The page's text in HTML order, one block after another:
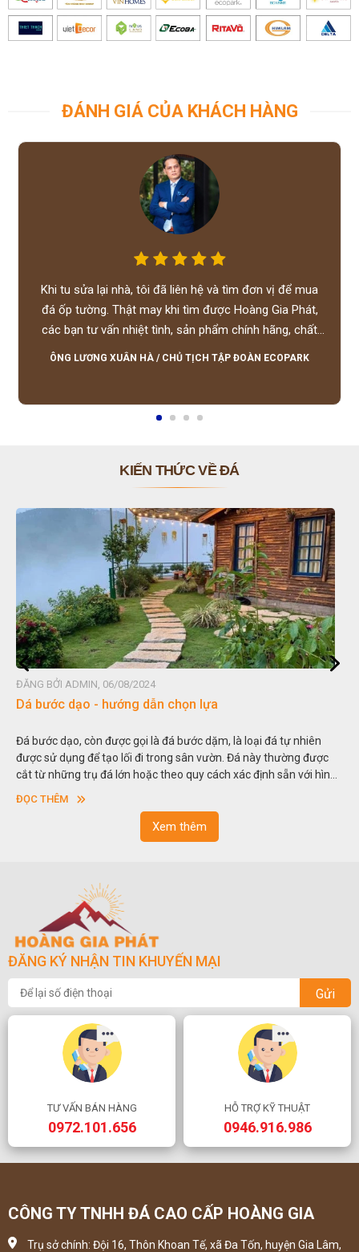
ĐÁNH GIÁ CỦA KHÁCH HÀNG
Khi tu sửa lại nhà, tôi đã liên hệ và tìm đơn vị để mua
đá ốp tường. Thật may khi tìm được Hoàng Gia Phát,
các bạn tư vấn nhiệt tình, sản phẩm chính hãng, chất
lượng tốt, giá hợp lý, hỗ trợ tận tình.
ÔNG LƯƠNG XUÂN HÀ / CHỦ TỊCH TẬP ĐOÀN ECOPARK
KIẾN THỨC VỀ ĐÁ
hình
ĐĂNG BỞI ADMIN, 06/08/2024
Đá non bộ - cách lựa chọn non bộ đẹp
Hòn non bộ được biết đến là một nghệ thuật xây dựng, sắp
thu nhỏ, đưa mô hình những ngọn núi to lớn ngoài tự nhiên
trong các vườn cảnh. Hay nói một cách khác, người ta gọi là
sơn”. Nghệ thuật hòn non bộ nhằm phục vụ cho mục đích
ĐỌC THÊM
Xem thêm
ĐĂNG KÝ NHẬN TIN KHUYẾN MẠI
Gửi
TƯ VẤN BÁN HÀNG
0972.101.656
HỖ TRỢ KỸ THUẬT
0946.916.986
CÔNG TY TNHH ĐÁ CAO CẤP HOÀNG GIA
Trụ sở chính: Đội 16, Thôn Khoan Tế, xã Đa Tốn, huyện Gia Lâm,